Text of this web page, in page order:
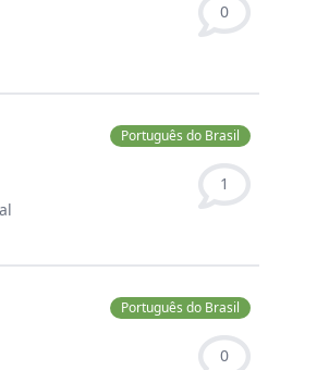
0
Português do Brasil
1
Português do Brasil
0